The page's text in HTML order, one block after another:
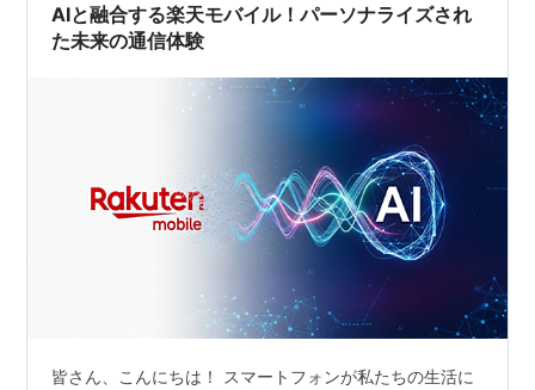
AIと融合する楽天モバイル！パーソナライズされ
た未来の通信体験
皆さん、こんにちは！ スマートフォンが私たちの生活に